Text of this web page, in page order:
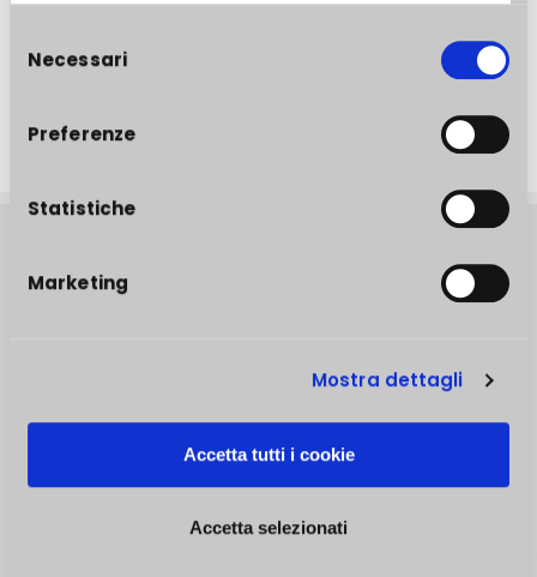
delNecessari
Preferenze
Statistiche
Marketing
Mostra dettagli
Accetta tutti i cookie
Accetta selezionati
About POK
COS'È CAMPUS
I NOSTRI DOCENTI
CONTATTI